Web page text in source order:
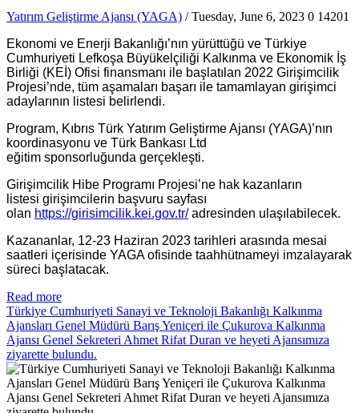
Yatırım Geliştirme Ajansı (YAGA) / Tuesday, June 6, 2023 0 14201
Ekonomi ve Enerji Bakanlığı’nın yürüttüğü ve Türkiye
Cumhuriyeti Lefkoşa Büyükelçiliği Kalkınma ve Ekonomik İş
Birliği (KEİ) Ofisi finansmanı ile başlatılan 2022 Girişimcilik
Projesi’nde, tüm aşamaları başarı ile tamamlayan girişimci
adaylarının listesi belirlendi.
Program, Kıbrıs Türk Yatırım Geliştirme Ajansı (YAGA)’nın
koordinasyonu ve Türk Bankası Ltd
eğitim sponsorluğunda gerçekleşti.
Girişimcilik Hibe Programı Projesi’ne hak kazanların
listesi girişimcilerin başvuru sayfası
olan https://girisimcilik.kei.gov.tr/adresinden ulaşılabilecek.
Kazananlar, 12-23 Haziran 2023 tarihleri arasında mesai
saatleri içerisinde YAGA ofisinde taahhütnameyi imzalayarak
süreci başlatacak.
Read more
Türkiye Cumhuriyeti Sanayi ve Teknoloji Bakanlığı Kalkınma
Ajansları Genel Müdürü Barış Yeniçeri ile Çukurova Kalkınma
Ajansı Genel Sekreteri Ahmet Rifat Duran ve heyeti Ajansımıza
ziyarette bulundu.